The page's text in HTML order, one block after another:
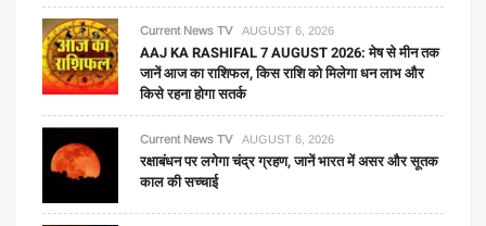
Current News TV AUGUST 6, 2026
AAJ KA RASHIFAL 7 AUGUST 2026: मेष से मीन तक
जानें आज का राशिफल, किस राशि को मिलेगा धन लाभ और
किसे रहना होगा सतर्क
Current News TV AUGUST 6, 2026
रक्षाबंधन पर लगेगा चंद्र ग्रहण, जानें भारत में असर और सूतक
काल की सच्चाई